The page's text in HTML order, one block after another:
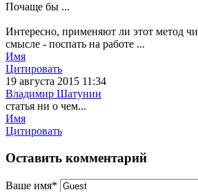
Почаще бы ...
Интересно, применяют ли этот метод
смысле - поспать на работе ...
Имя
Цитировать
19 августа 2015 11:34
Владимир Шатунин
статья ни о чем...
Имя
Цитировать
Оставить комментарий
Ваше имя*